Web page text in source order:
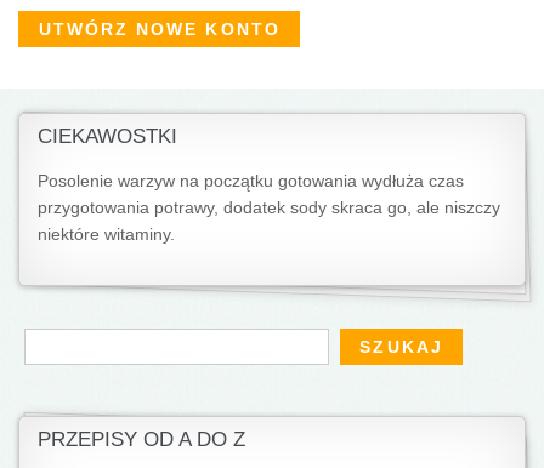
CIEKAWOSTKI
Posolenie warzyw na początku gotowania wydłuża czas
przygotowania potrawy, dodatek sody skraca go, ale niszczy
niektóre witaminy.
Formularz wyszukiwania
Szukaj
PRZEPISY OD A DO Z